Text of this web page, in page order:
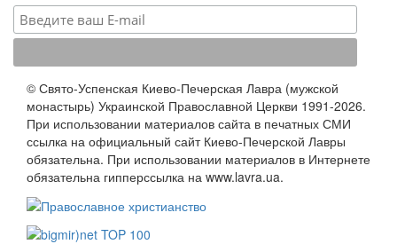
© Свято-Успенская Киево-Печерская Лавра (мужской
монастырь) Украинской Православной Церкви 1991-2026.
При использовании материалов сайта в печатных СМИ
ссылка на официальный сайт Киево-Печерской Лавры
обязательна. При использовании материалов в Интернете
обязательна гипперссылка на www.lavra.ua.